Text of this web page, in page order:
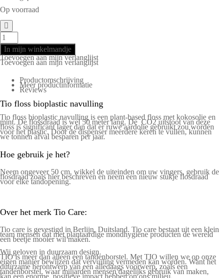
Op voorraad
In mijn winkelmandje
Toevoegen aan mijn verlanglijst
Toevoegen aan mijn verlanglijst
Productomschrijving
Meer productinformatie
Reviews
Tio floss bioplastic navulling
Tio floss bioplastic navulling is een plant-based floss met kokosolie en
mint. De flossdraad is wel 50 meter lang. De CO2 uitstoot van deze
floss is significant lager dan dat er ruwe aardolie gebruikt zou worden
voor het plastic. Door de dispenser meerdere keren te vullen, kunnen
we tonnen afval besparen per jaar.
Hoe gebruik je het?
Neem ongeveer 50 cm, wikkel de uiteinden om uw vingers, gebruik de
flosdraad zoals hier beschreven en neem een nieuw stukje flosdraad
voor elke tandopening.
Over het merk Tio Care:
Tio care is gevestigd in Berlijn, Duitsland. Tio care bestaat uit een klein
team mensen dat met plantaardige mondhygiëne producten de wereld
een beetje mooier wil maken.
Wij geloven in duurzaam design.
TIO is meer dan alleen een tandenborstel. Met TIO willen we op onze
eigen manier bewijzen dat vervuiling vermeden kan worden. Want het
duurzame herontwerp van een alledaags voorwerp, zoals een
tandenborstel, waar miljarden mensen dagelijks gebruik van maken,